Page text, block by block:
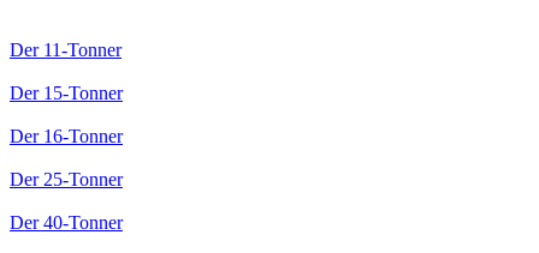
Der 11-Tonner
Der 15-Tonner
Der 16-Tonner
Der 25-Tonner
Der 40-Tonner